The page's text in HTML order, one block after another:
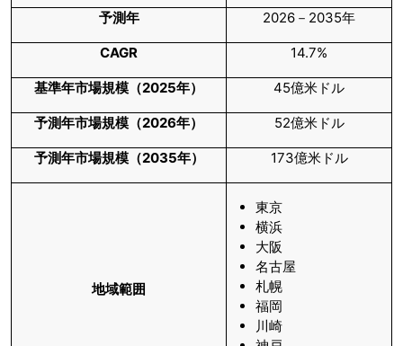
予測年 2026－2035年
CAGR 14.7%
基準年市場規模（2025年） 45億米ドル
予測年市場規模（2026年） 52億米ドル
予測年市場規模（2035年） 173億米ドル
地域範囲
東京
横浜
大阪
名古屋
札幌
福岡
川崎